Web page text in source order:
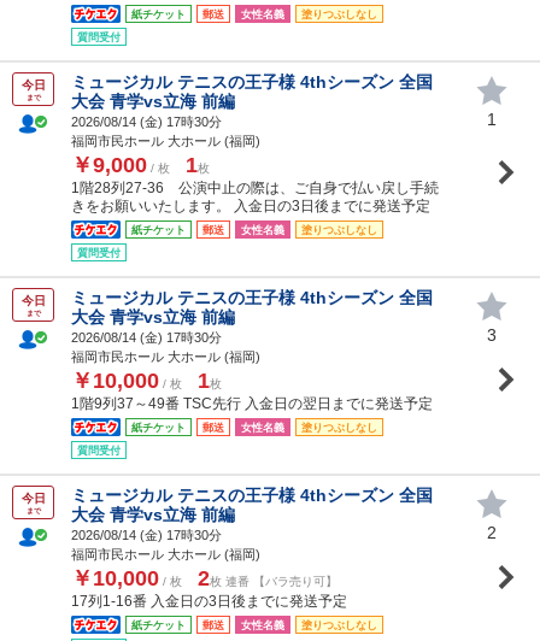
紙チケット 郵送 女性名義
塗りつぶしなし
質問受付
今日
まで
ミュージカル テニスの王子様 4thシーズン 全国
大会 青学vs立海 前編
2026/08/14 (金) 17時30分
福岡市民ホール 大ホール (福岡)
￥9,000 / 枚 1枚
1階28列27-36 公演中止の際は、ご自身で払い戻し手続
きをお願いいたします。 入金日の3日後までに発送予定
紙チケット 郵送 女性名義
塗りつぶしなし
質問受付
1
今日
まで
ミュージカル テニスの王子様 4thシーズン 全国
大会 青学vs立海 前編
2026/08/14 (金) 17時30分
福岡市民ホール 大ホール (福岡)
￥10,000 / 枚 1枚
1階9列37～49番 TSC先行 入金日の翌日までに発送予定
紙チケット 郵送 女性名義
塗りつぶしなし
質問受付
3
今日
まで
ミュージカル テニスの王子様 4thシーズン 全国
大会 青学vs立海 前編
2026/08/14 (金) 17時30分
福岡市民ホール 大ホール (福岡)
￥10,000 / 枚 2枚 連番 【バラ売り可】
17列1-16番 入金日の3日後までに発送予定
紙チケット 郵送 女性名義 塗りつぶしなし
2